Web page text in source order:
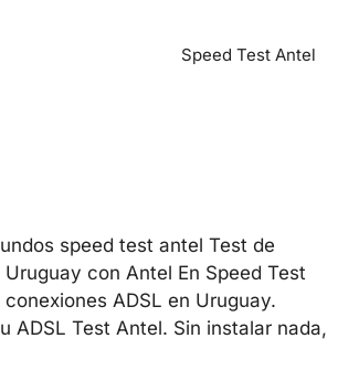
Speed Test Antel
speed test antel Test de
con Antel En Speed Test
ADSL en Uruguay.
ADSL Test Antel. Sin instalar nada,